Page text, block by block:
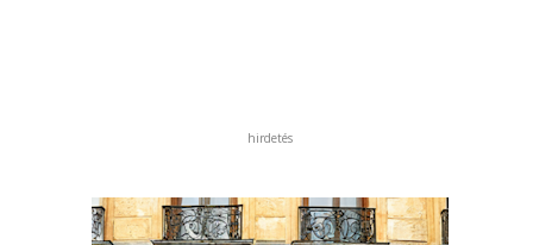
hirdetés